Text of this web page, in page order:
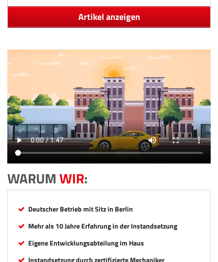
Artikel anzeigen
WARUMWIR:
Deutscher Betrieb mit Sitz in Berlin
Mehr als 10 Jahre Erfahrung in der Instandsetzung
Eigene Entwicklungsabteilung im Haus
Instandsetzung durch zertifizierte Mechaniker